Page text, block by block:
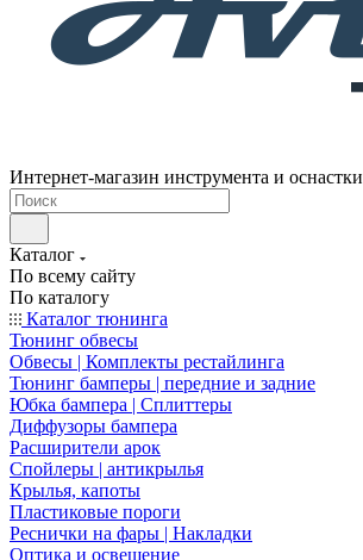
Интернет-магазин инструмента и оснастки
Каталог
По всему сайту
По каталогу
Каталог тюнинга
Тюнинг обвесы
Обвесы | Комплекты рестайлинга
Тюнинг бамперы | передние и задние
Юбка бампера | Сплиттеры
Диффузоры бампера
Расширители арок
Спойлеры | антикрылья
Крылья, капоты
Пластиковые пороги
Реснички на фары | Накладки
Оптика и освещение